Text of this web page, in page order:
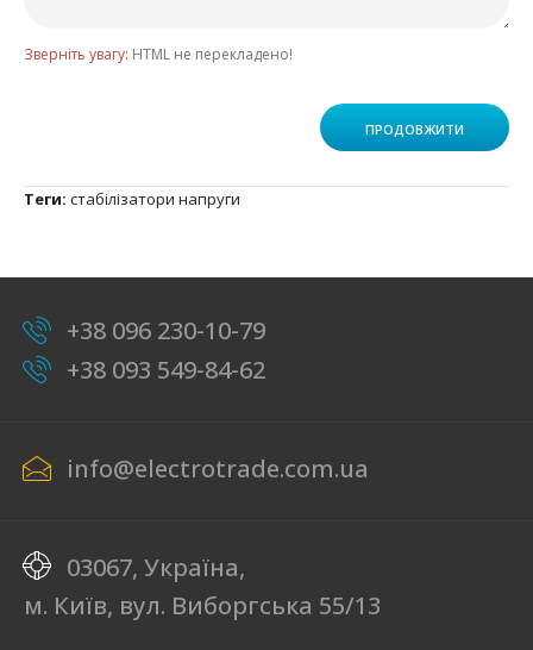
Зверніть увагу: HTML не перекладено!
ПРОДОВЖИТИ
Теги: стабілізатори напруги
+38 096 230-10-79
+38 093 549-84-62
info@electrotrade.com.ua
03067, Україна,
м. Київ, вул. Виборгська 55/13